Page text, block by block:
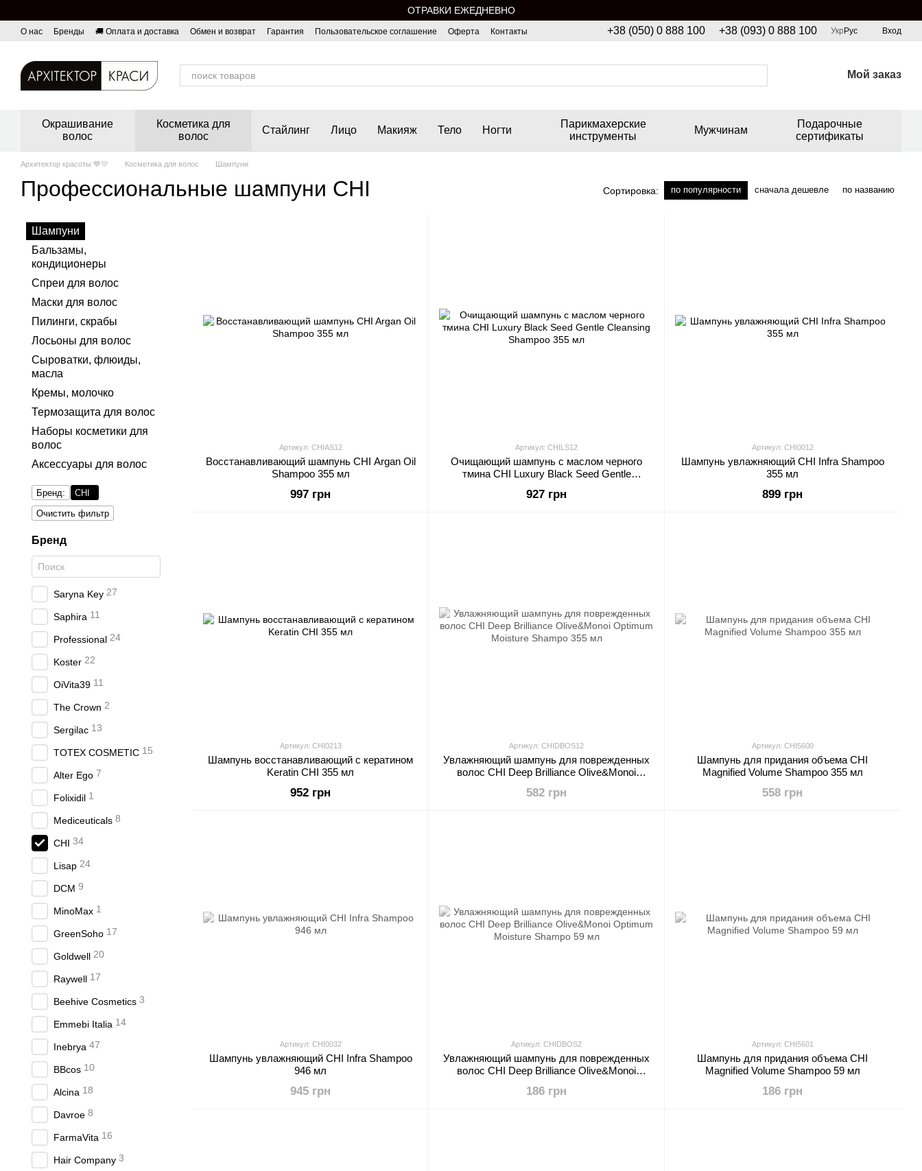
ОТРАВКИ ЕЖЕДНЕВНО
О нас Бренды 🚚 Оплата и доставка Обмен и возврат Гарантия Пользовательское соглашение Оферта Контакты +38 (050) 0 888 100 +38 (093) 0 888 100 Укр Рус Вход
Мой заказ
Окрашивание
волос
Косметика для
волос
Стайлинг Лицо Макияж Тело Ногти
Парикмахерские
инструменты
Мужчинам
Подарочные
сертификаты
Архитектор красоты 💙💛 Косметика для волос Шампуни
Профессиональные шампуни CHI Сортировка: по популярности сначала дешевле по названию
Артикул: CHIAS12
Восстанавливающий шампунь CHI Argan Oil
Shampoo 355 мл
997 грн
Артикул: CHILS12
Очищающий шампунь с маслом черного
тмина CHI Luxury Black Seed Gentle
927 грн
Артикул: CHI0012
Шампунь увлажняющий CHI Infra Shampoo
355 мл
899 грн
Артикул: CHI0213
Шампунь восстанавливающий с кератином
Keratin CHI 355 мл
952 грн
Артикул: CHIDBOS12
Увлажняющий шампунь для поврежденных
волос CHI Deep Brilliance Olive&Monoi
582 грн
Артикул: CHI5600
Шампунь для придания объема CHI
Magnified Volume Shampoo 355 мл
558 грн
Артикул: CHI0032
Шампунь увлажняющий CHI Infra Shampoo
946 мл
945 грн
Артикул: CHIDBOS2
Увлажняющий шампунь для поврежденных
волос CHI Deep Brilliance Olive&Monoi
186 грн
Артикул: CHI5601
Шампунь для придания объема CHI
Magnified Volume Shampoo 59 мл
186 грн
Шампуни
Бальзамы,
кондиционеры
Спреи для волос
Маски для волос
Пилинги, скрабы
Лосьоны для волос
Сыроватки, флюиды,
масла
Кремы, молочко
Термозащита для волос
Наборы косметики для
волос
Аксессуары для волос
Бренд:
CHI
Очистить фильтр
Бренд
Saryna Key 27
Saphira 11
Professional 24
Koster 22
OiVita39 11
The Crown 2
Sergilac 13
TOTEX COSMETIC 15
Alter Ego 7
Folixidil 1
Mediceuticals 8
CHI 34
Lisap 24
DCM 9
MinoMax 1
GreenSoho 17
Goldwell 20
Raywell 17
Beehive Cosmetics 3
Emmebi Italia 14
Inebrya 47
BBcos 10
Alcina 18
Davroe 8
FarmaVita 16
Hair Company 3